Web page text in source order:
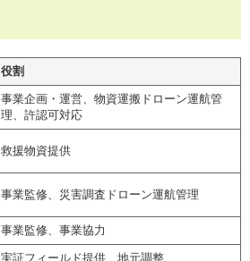
役割
事業企画・運営、物資運搬ドローン運航管
理、許認可対応
救援物資提供
事業監修、災害調査ドローン運航管理
事業監修、事業協力
実証フィールド提供、地元調整